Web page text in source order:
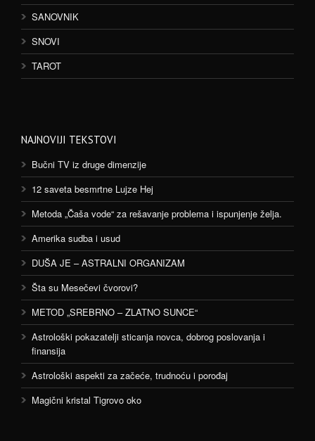
SANOVNIK
SNOVI
TAROT
NAJNOVIJI TEKSTOVI
Bučni TV iz druge dimenzije
12 saveta besmrtne Lujze Hej
Metoda „Čaša vode“ za rešavanje problema i ispunjenje želja.
Amerika sudba i usud
DUŠA JE – ASTRALNI ORGANIZAM
Šta su Mesečevi čvorovi?
METOD „SREBRNO – ZLATNO SUNCE“
Astrološki pokazatelji sticanja novca, dobrog poslovanja i
finansija
Astrološki aspekti za začeće, trudnoću i porođaj
Magični kristal Tigrovo oko